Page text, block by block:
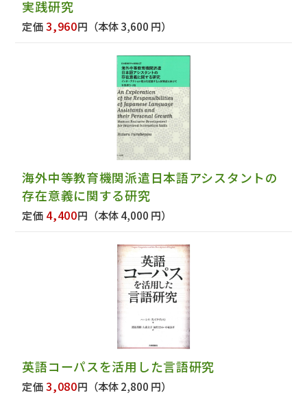
実践研究
定価3,960円 （本体 3,600 円）
海外中等教育機関派遣日本語アシスタントの
存在意義に関する研究
定価 4,400円 （本体 4,000 円）
英語コーパスを活用した言語研究
定価3,080円 （本体 2,800 円）